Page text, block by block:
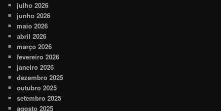
julho 2026
junho 2026
maio 2026
abril 2026
março 2026
fevereiro 2026
janeiro 2026
dezembro 2025
outubro 2025
setembro 2025
agosto 2025